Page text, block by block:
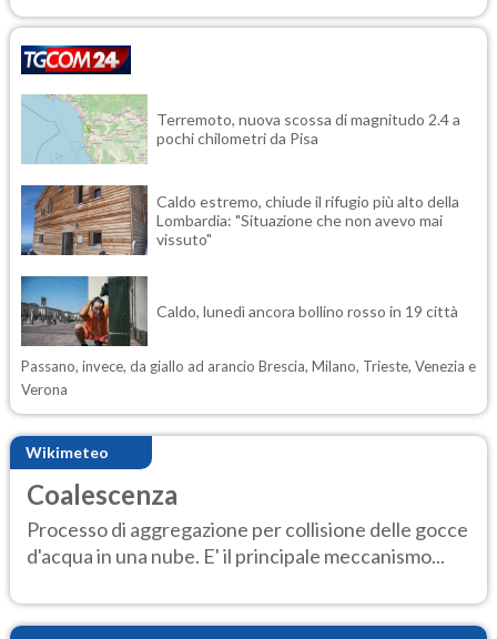
Wikimeteo
Coalescenza
Processo di aggregazione per collisione delle gocce
d'acqua in una nube. E' il principale meccanismo...
Terremoto, nuova scossa di magnitudo 2.4 a
pochi chilometri da Pisa
Caldo estremo, chiude il rifugio più alto della
Lombardia: "Situazione che non avevo mai
vissuto"
Caldo, lunedì ancora bollino rosso in 19 città
Passano, invece, da giallo ad arancio Brescia, Milano, Trieste, Venezia e
Verona